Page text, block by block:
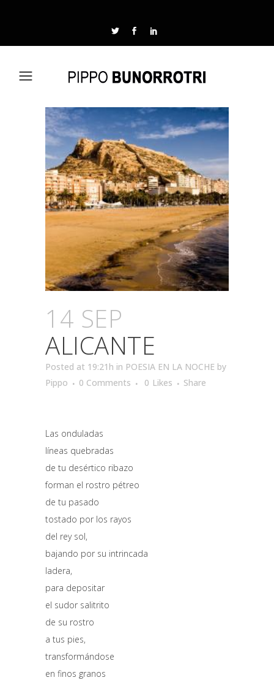
14 SEP
ALICANTE
Posted at 19:21h in POESIA EN LA NOCHE by
Pippo
0 Comments 0 Likes Share
Las onduladas
líneas quebradas
de tu desértico ribazo
forman el rostro pétreo
de tu pasado
tostado por los rayos
del rey sol,
bajando por su intrincada
ladera,
para depositar
el sudor salitrito
de su rostro
a tus pies,
transformándose
en finos granos